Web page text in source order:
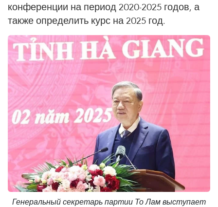
конференции на период 2020-2025 годов, а
также определить курс на 2025 год.
Генеральный секретарь партии То Лам выступает